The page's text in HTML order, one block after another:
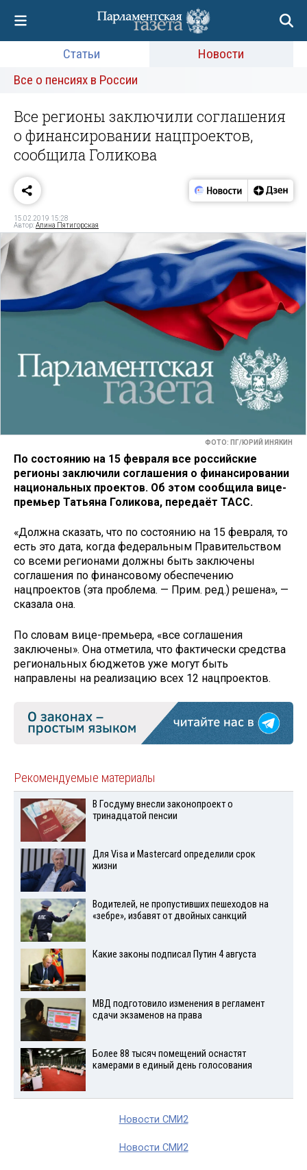
Статьи
Новости
Все о пенсиях в России
Все регионы заключили соглашения
о финансировании нацпроектов,
сообщила Голикова
15.02.2019 15:28
Автор:Алина Пятигорская
ФОТО: ПГ/ЮРИЙ ИНЯКИН
По состоянию на 15 февраля все российские
регионы заключили соглашения о финансировании
национальных проектов. Об этом сообщила вице-
премьер Татьяна Голикова, передаёт ТАСС.
«Должна сказать, что по состоянию на 15 февраля, то
есть это дата, когда федеральным Правительством
со всеми регионами должны быть заключены
соглашения по финансовому обеспечению
нацпроектов (эта проблема. — Прим. ред.) решена», —
сказала она.
По словам вице-премьера, «все соглашения
заключены». Она отметила, что фактически средства
региональных бюджетов уже могут быть
направлены на реализацию всех 12 нацпроектов.
Рекомендуемые материалы
В Госдуму внесли законопроект о
тринадцатой пенсии
Для Visа и Mastercard определили срок
жизни
Водителей, не пропустивших пешеходов на
«зебре», избавят от двойных санкций
Какие законы подписал Путин 4 августа
МВД подготовило изменения в регламент
сдачи экзаменов на права
Более 88 тысяч помещений оснастят
камерами в единый день голосования
Новости СМИ2
Новости СМИ2